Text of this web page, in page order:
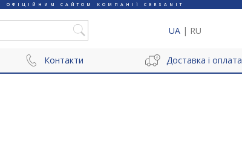
САЙТОМ КОМПАНІЇ CERSANIT
UA | RU
Контакти Доставка і оплата